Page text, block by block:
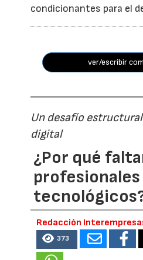
condicionantes para el
ver/escribir
Un desafío
digital
¿Por qué
profesionales
Redacción
373